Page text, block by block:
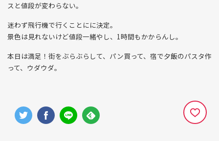
スと値段が変わらない。
迷わず飛行機で行くことにに決定。
景色は見れないけど値段一緒やし、1時間もかからんし。
本日は満足！街をぶらぶらして、パン買って、宿で夕飯のパスタ作
って、ウダウダ。